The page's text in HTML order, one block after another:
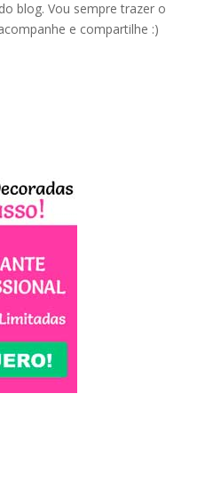
blog. Vou sempre trazer o
e compartilhe :)